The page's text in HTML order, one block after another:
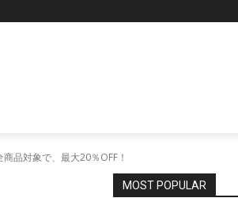
品対象で、最大20％OFF！
MOST POPULAR